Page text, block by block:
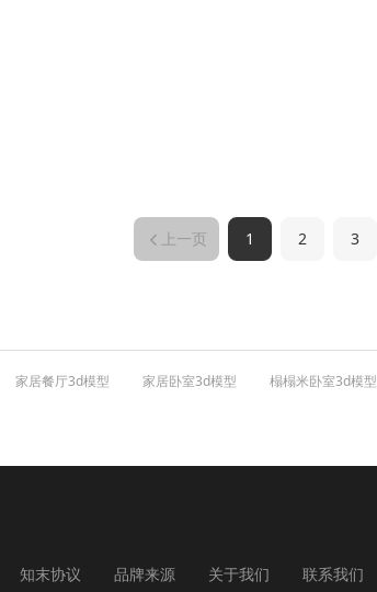
上一页 1 2 3
家居餐厅3d模型 家居卧室3d模型 榻榻米卧室3d模型
知末协议 品牌来源 关于我们 联系我们